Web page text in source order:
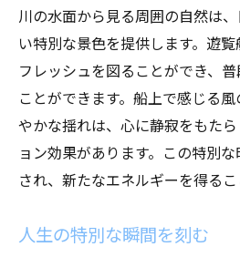
川の水面から見る周囲の自然は
い特別な景色を提供します。遊
フレッシュを図ることができ、
ことができます。船上で感じる
やかな揺れは、心に静寂をもた
ョン効果があります。この特別
され、新たなエネルギーを得るこ
人生の特別な瞬間を刻む